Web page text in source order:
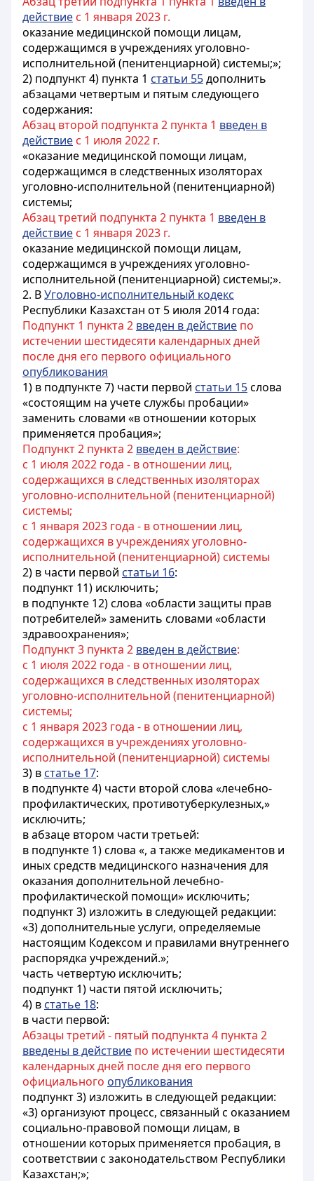
действие с 1 января 2023 г.
оказание медицинской помощи лицам,
содержащимся в учреждениях уголовно-
исполнительной (пенитенциарной) системы;»;
2) подпункт 4) пункта 1 статьи 55дополнить
абзацами четвертым и пятым следующего
содержания:
Абзац второй подпункта 2 пункта 1 введен в
действие с 1 июля 2022 г.
«оказание медицинской помощи лицам,
содержащимся в следственных изоляторах
уголовно-исполнительной (пенитенциарной)
системы;
Абзац третий подпункта 2 пункта 1 введен в
действие с 1 января 2023 г.
оказание медицинской помощи лицам,
содержащимся в учреждениях уголовно-
исполнительной (пенитенциарной) системы;».
2. ВУголовно-исполнительный кодекс
Республики Казахстан от 5 июля 2014 года:
Подпункт 1 пункта 2 введен в действие по
истечении шестидесяти календарных дней
после дня его первого официального
опубликования
1) в подпункте 7) части первой статьи 15слова
«состоящим на учете службы пробации»
заменить словами «в отношении которых
применяется пробация»;
Подпункт 2 пункта 2 введен в действие:
с 1 июля 2022 года - в отношении лиц,
содержащихся в следственных изоляторах
уголовно-исполнительной (пенитенциарной)
системы;
с 1 января 2023 года - в отношении лиц,
содержащихся в учреждениях уголовно-
исполнительной (пенитенциарной) системы
2) в части первой статьи 16:
подпункт 11) исключить;
в подпункте 12) слова «области защиты прав
потребителей» заменить словами «области
здравоохранения»;
Подпункт 3 пункта 2 введен в действие:
с 1 июля 2022 года - в отношении лиц,
содержащихся в следственных изоляторах
уголовно-исполнительной (пенитенциарной)
системы;
с 1 января 2023 года - в отношении лиц,
содержащихся в учреждениях уголовно-
исполнительной (пенитенциарной) системы
3) в статье 17:
в подпункте 4) части второй слова «лечебно-
профилактических, противотуберкулезных,»
исключить;
в абзаце втором части третьей:
в подпункте 1) слова «, а также медикаментов и
иных средств медицинского назначения для
оказания дополнительной лечебно-
профилактической помощи» исключить;
подпункт 3) изложить в следующей редакции:
«3) дополнительные услуги, определяемые
настоящим Кодексом и правилами внутреннего
распорядка учреждений.»;
часть четвертую исключить;
подпункт 1) части пятой исключить;
4) в статье 18:
в части первой:
Абзацы третий - пятый подпункта 4 пункта 2
введены в действие по истечении шестидесяти
календарных дней после дня его первого
официального опубликования
подпункт 3) изложить в следующей редакции:
«3) организуют процесс, связанный с оказанием
социально-правовой помощи лицам, в
отношении которых применяется пробация, в
соответствии с законодательством Республики
Казахстан;»;